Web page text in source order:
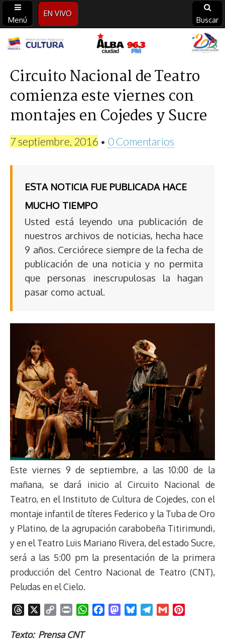
Menú
EN VIVO
Buscar
Alba
Ciudad
96.3
FM
Circuito Nacional de Teatro
comienza este viernes con
montajes en Cojedes y Sucre
7 septiembre, 2016 • 0 Comentarios
ESTA NOTICIA FUE PUBLICADA HACE
MUCHO TIEMPO
Usted está leyendo una publicación de
nuestros archivos de noticias, hecha hace
9 años. Cerciórece siempre de la fecha de
publicación de una noticia y no permita
que personas inescrupulosas la hagan
pasar como actual.
Este viernes 9 de septiembre, a las 10:00 de la
mañana, se dará inicio al Circuito Nacional de
Teatro, en el Instituto de Cultura de Cojedes, con el
montaje infantil de títeres Federico y la Tuba de Oro
y Platino, de la agrupación carabobeña Titirimundi,
y en el Teatro Luis Mariano Rivera, del estado Sucre,
será a las 5:00 pm la presentación de la primera
producción del Centro Nacional de Teatro (CNT),
Peludas en el Cielo.
r
p
i
W
M
Texto: Prensa CNT